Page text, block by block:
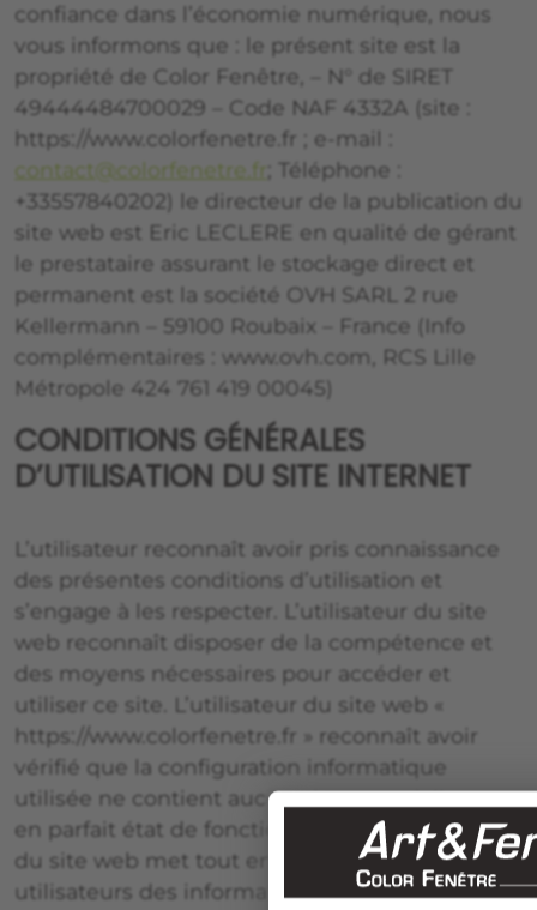
confiance dans l’économie numérique, nous
vous informons que : le présent site est la
propriété de Color Fenêtre, – N° de SIRET
49444484700029 – Code NAF 4332A (site :
https://www.colorfenetre.fr ; e-mail :
contact@colorfenetre.fr
; Téléphone :
+33557840202) le directeur de la publication du
site web est Eric LECLERE en qualité de gérant
le prestataire assurant le stockage direct et
permanent est la société OVH SARL 2 rue
Kellermann – 59100 Roubaix – France (Info
complémentaires : www.ovh.com, RCS Lille
Métropole 424 761 419 00045)
CONDITIONS GÉNÉRALES
D’UTILISATION DU SITE INTERNET
L’utilisateur reconnaît avoir pris connaissance
des présentes conditions d’utilisation et
s’engage à les respecter. L’utilisateur du site
web reconnaît disposer de la compétence et
des moyens nécessaires pour accéder et
utiliser ce site. L’utilisateur du site web «
https://www.colorfenetre.fr » reconnaît avoir
vérifié que la configuration informatique
utilisée ne contient aucun virus et qu’elle est
en parfait état de fonctionnement. L’exploitant
du site web met tout en oeuvre pour offrir aux
utilisateurs des informations et/ou outils